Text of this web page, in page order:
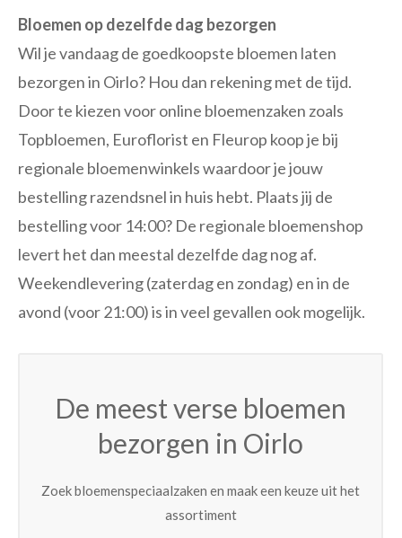
Bloemen op dezelfde dag bezorgen
Wil je vandaag de goedkoopste bloemen laten
bezorgen in Oirlo? Hou dan rekening met de tijd.
Door te kiezen voor online bloemenzaken zoals
Topbloemen, Euroflorist en Fleurop koop je bij
regionale bloemenwinkels waardoor je jouw
bestelling razendsnel in huis hebt. Plaats jij de
bestelling voor 14:00? De regionale bloemenshop
levert het dan meestal dezelfde dag nog af.
Weekendlevering (zaterdag en zondag) en in de
avond (voor 21:00) is in veel gevallen ook mogelijk.
De meest verse bloemen
bezorgen in Oirlo
Zoek bloemenspeciaalzaken en maak een keuze uit het
assortiment